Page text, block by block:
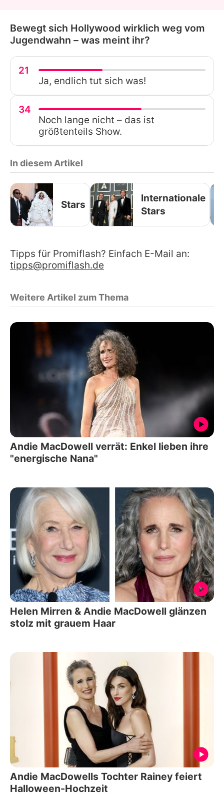
Bewegt sich Hollywood wirklich weg vom
Jugendwahn – was meint ihr?
21
Ja, endlich tut sich was!
34
Noch lange nicht – das ist
größtenteils Show.
In diesem Artikel
Stars
Internationale
Stars
Tipps für Promiflash? Einfach E-Mail an:
tipps@promiflash.de
Weitere Artikel zum Thema
Andie MacDowell verrät: Enkel lieben ihre
"energische Nana"
Helen Mirren & Andie MacDowell glänzen
stolz mit grauem Haar
Andie MacDowells Tochter Rainey feiert
Halloween-Hochzeit